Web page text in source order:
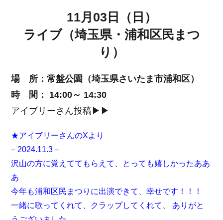
11月03日（日）
ライブ（埼玉県・浦和区民まつ
り）
場 所：常盤公園（埼玉県さいたま市浦和区）
時 間： 14:00～ 14:30
アイブリーさん投稿▶▶
★アイブリーさんのXより
– 2024.11.3 –
沢山の方に覚えててもらえて、とっても嬉しかったああ
あ
今年も浦和区民まつりに出演できて、幸せです！！！
一緒に歌ってくれて、クラップしてくれて、 ありがと